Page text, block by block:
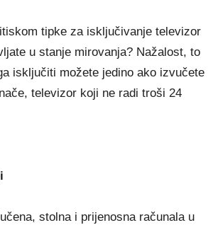
tipke za isključivanje televizor
u stanje mirovanja? Nažalost, to
isključiti možete jedino ako izvučete
televizor koji ne radi troši 24
stolna i prijenosna računala u